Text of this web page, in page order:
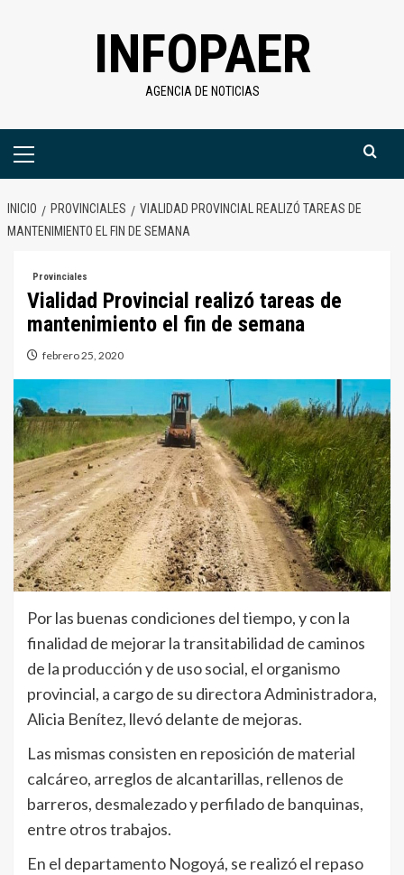
INFOPAER
AGENCIA DE NOTICIAS
Menú
INICIO PROVINCIALES
VIALIDAD PROVINCIAL REALIZÓ TAREAS DE
MANTENIMIENTO EL FIN DE SEMANA
Provinciales
Vialidad Provincial realizó tareas de
mantenimiento el fin de semana
febrero 25, 2020
Por las buenas condiciones del tiempo, y con la
finalidad de mejorar la transitabilidad de caminos
de la producción y de uso social, el organismo
provincial, a cargo de su directora Administradora,
Alicia Benítez, llevó delante de mejoras.
Las mismas consisten en reposición de material
calcáreo, arreglos de alcantarillas, rellenos de
barreros, desmalezado y perfilado de banquinas,
entre otros trabajos.
En el departamento Nogoyá, se realizó el repaso